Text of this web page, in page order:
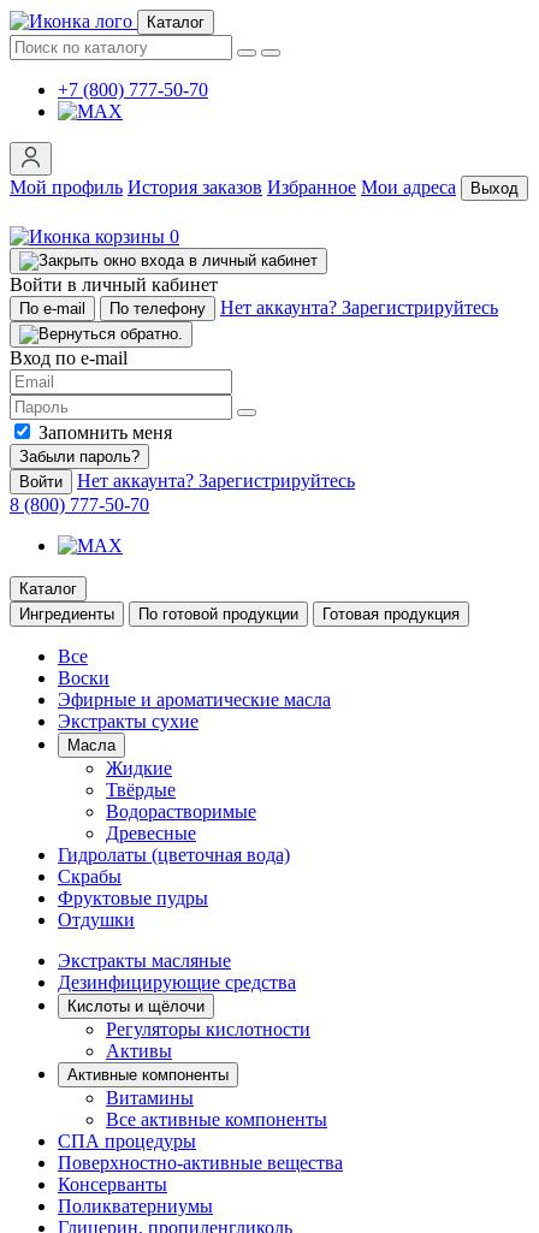
Каталог
+7 (800) 777-50-70
Мой профиль История заказов Избранное Мои адреса Выход
0
Войти в личный кабинет
По e-mail По телефону Нет аккаунта? Зарегистрируйтесь
Вход по e-mail
Запомнить меня
Забыли пароль?
Войти
Нет аккаунта? Зарегистрируйтесь
8 (800) 777-50-70
Каталог
Ингредиенты
По готовой продукции Готовая продукция
Все
Воски
Эфирные и ароматические масла
Экстракты сухие
Масла
Жидкие
Твёрдые
Водорастворимые
Древесные
Гидролаты (цветочная вода)
Скрабы
Фруктовые пудры
Отдушки
Экстракты масляные
Дезинфицирующие средства
Кислоты и щёлочи
Регуляторы кислотности
Активы
Активные компоненты
Витамины
Все активные компоненты
СПА процедуры
Поверхностно-активные вещества
Консерванты
Поликватерниумы
Глицерин, пропиленгликоль